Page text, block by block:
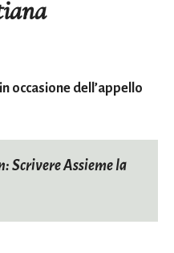
occasione dell’appello
Scrivere Assieme la